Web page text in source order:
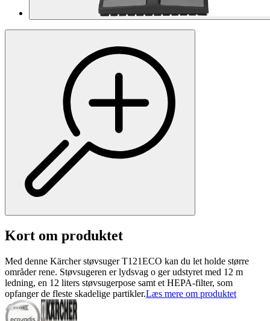
Kort om produktet
Med denne Kärcher støvsuger T121ECO kan du let holde større
områder rene. Støvsugeren er lydsvag o ger udstyret med 12 m
ledning, en 12 liters støvsugerpose samt et HEPA-filter, som
opfanger de fleste skadelige partikler.Læs mere om produktet